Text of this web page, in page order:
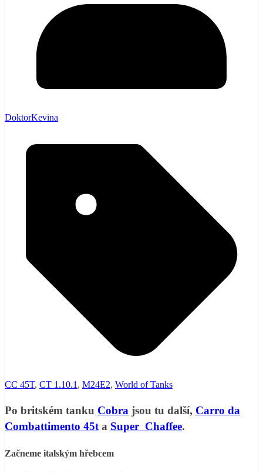
DoktorKevina
CC 45T, CT 1.10.1 , M24E2, World of Tanks
Po britském tanku Cobra jsou tu další, Carro da
Combattimento 45t a Super Chaffee.
Začneme italským hřebcem